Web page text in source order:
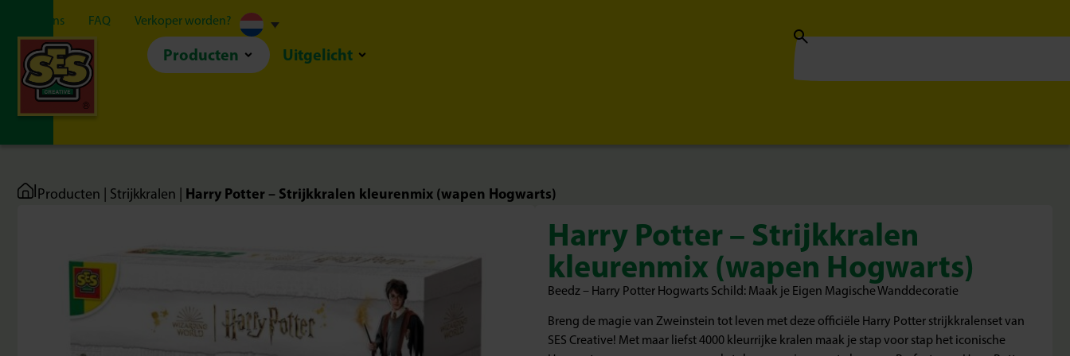
Over ons FAQ Verkoper worden?
Producten Uitgelicht
|Producten Strijkkralen Harry Potter – Strijkkralen kleurenmix (wapen Hogwarts)
Harry Potter – Strijkkralen
kleurenmix (wapen Hogwarts)
Beedz – Harry Potter Hogwarts Schild: Maak je Eigen Magische Wanddecoratie
Breng de magie van Zweinstein tot leven met deze officiële Harry Potter strijkkralenset van
SES Creative! Met maar liefst 4000 kleurrijke kralen maak je stap voor stap het iconische